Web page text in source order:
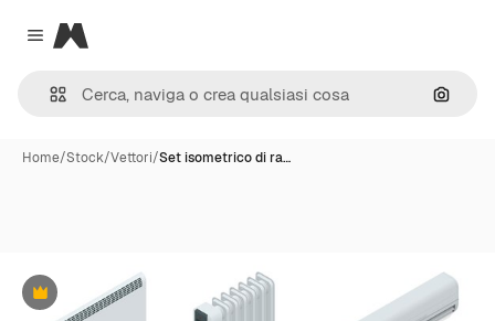
Close menu
Magnific
Cerca
Home/Stock/Vettori/Set isometrico di ra…
Premium